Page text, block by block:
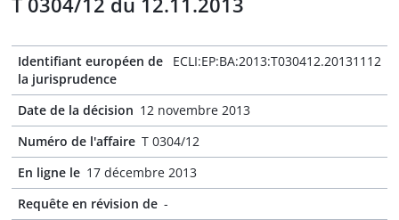
Identifiant européen de
la jurisprudence
ECLI:EP:BA:2013:T030412.20131112
Date de la décision 12 novembre 2013
Numéro de l'affaire T 0304/12
En ligne le 17 décembre 2013
Requête en révision de -